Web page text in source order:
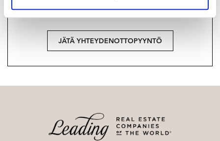
Ota yhteyttä, tai jätä yhteystietosi.
JÄTÄ YHTEYDENOTTOPYYNTÖ